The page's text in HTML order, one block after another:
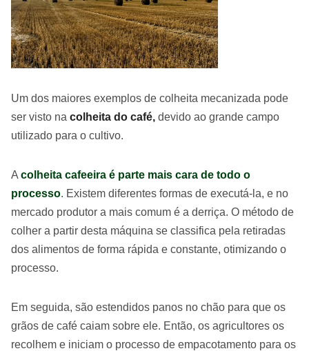
Um dos maiores exemplos de colheita mecanizada pode
ser visto na colheita do café, devido ao grande campo
utilizado para o cultivo.
A colheita cafeeira é parte mais cara de todo o
processo. Existem diferentes formas de executá-la, e no
mercado produtor a mais comum é a derriça. O método de
colher a partir desta máquina se classifica pela retiradas
dos alimentos de forma rápida e constante, otimizando o
processo.
Em seguida, são estendidos panos no chão para que os
grãos de café caiam sobre ele. Então, os agricultores os
recolhem e iniciam o processo de empacotamento para os